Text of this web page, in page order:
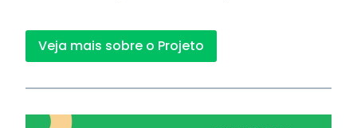
Veja mais sobre o Projeto